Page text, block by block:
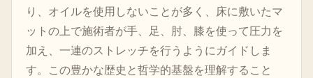
り、オイルを使用しないことが多く、床に敷いたマ
ットの上で施術者が手、足、肘、膝を使って圧力を
加え、一連のストレッチを行うようにガイドしま
す。この豊かな歴史と哲学的基盤を理解すること